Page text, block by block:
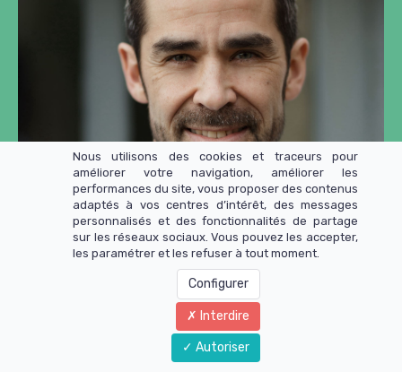
Anthony Berthou
Nutritionniste · Formateur · Auteur
Nous utilisons des cookies et traceurs pour
améliorer votre navigation, améliorer les
performances du site, vous proposer des contenus
adaptés à vos centres d’intérêt, des messages
personnalisés et des fonctionnalités de partage
sur les réseaux sociaux. Vous pouvez les accepter,
les paramétrer et les refuser à tout moment.
Configurer
Interdire
Autoriser